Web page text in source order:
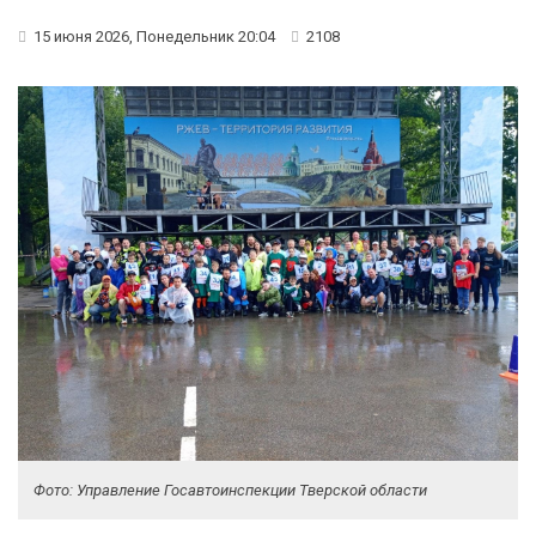
15 июня 2026, Понедельник 20:04 2108
Фото: Управление Госавтоинспекции Тверской области